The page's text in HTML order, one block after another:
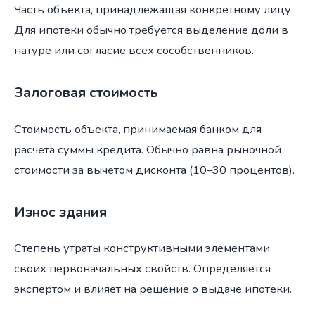
Часть объекта, принадлежащая конкретному лицу.
Для ипотеки обычно требуется выделение доли в
натуре или согласие всех сособственников.
Залоговая стоимость
Стоимость объекта, принимаемая банком для
расчёта суммы кредита. Обычно равна рыночной
стоимости за вычетом дисконта (10–30 процентов).
Износ здания
Степень утраты конструктивными элементами
своих первоначальных свойств. Определяется
экспертом и влияет на решение о выдаче ипотеки.